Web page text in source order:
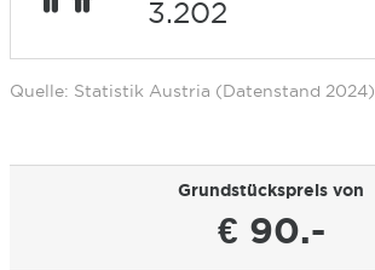
3.202
Quelle: Statistik Austria (Datenstand 2024)
Grundstückspreis von
€ 90.-